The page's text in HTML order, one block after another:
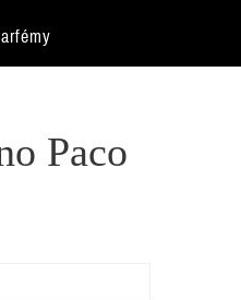
Paco